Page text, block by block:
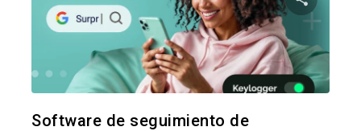
Software de seguimiento de